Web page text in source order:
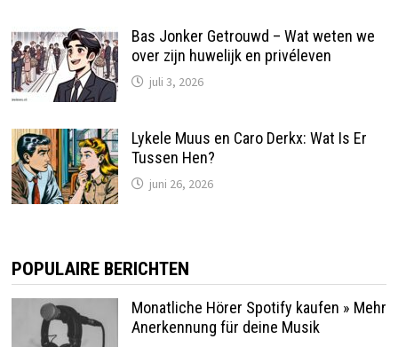
Bas Jonker Getrouwd – Wat weten we
over zijn huwelijk en privéleven
juli 3, 2026
Lykele Muus en Caro Derkx: Wat Is Er
Tussen Hen?
juni 26, 2026
POPULAIRE BERICHTEN
Monatliche Hörer Spotify kaufen » Mehr
Anerkennung für deine Musik